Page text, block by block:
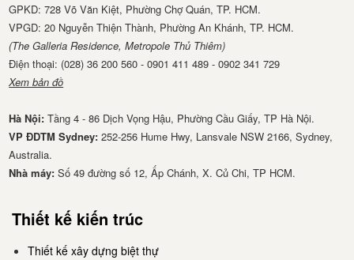
GPKD: 728 Võ Văn Kiệt, Phường Chợ Quán, TP. HCM.
VPGD: 20 Nguyễn Thiện Thành, Phường An Khánh, TP. HCM.
(The Galleria Residence, Metropole Thủ Thiêm)
Điện thoại: (028) 36 200 560 - 0901 411 489 - 0902 341 729
Xem bản đồ
Hà Nội:Tầng 4 - 86 Dịch Vọng Hậu, Phường Cầu Giấy, TP Hà Nội.
VP ĐDTM Sydney: 252-256 Hume Hwy, Lansvale NSW 2166, Sydney,
Australia.
Nhà má​y: Số 49 đường số 12, Ấp Chánh, X. Củ Chi, TP HCM.
Thiết kế kiến trúc
Thiết kế xây dựng biệt thự